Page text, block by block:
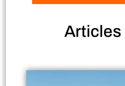
Articles